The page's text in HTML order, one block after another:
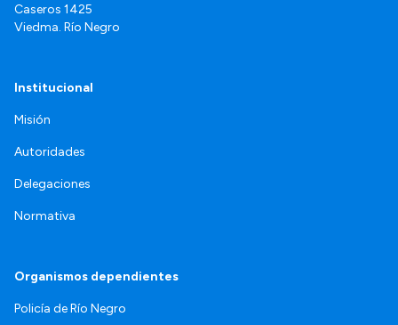
Caseros 1425
Viedma. Río Negro
Institucional
Misión
Autoridades
Delegaciones
Normativa
Organismos dependientes
Policía de Río Negro